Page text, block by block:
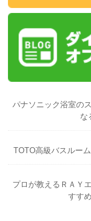
パナソニック浴室の
な
TOTO高級バスルー
プロが教えるＲＡＹ
すす